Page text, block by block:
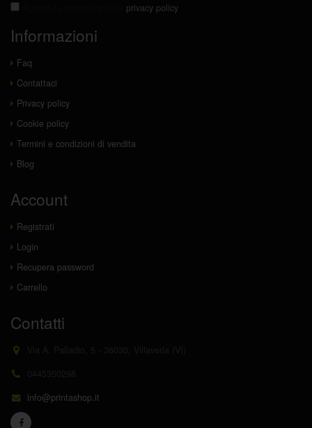
privacy policy
Informazioni
Faq
Contattaci
Privacy policy
Cookie policy
Termini e condizioni di vendita
Blog
Account
Registrati
Login
Recupera password
Carrello
Contatti
info@printashop.it